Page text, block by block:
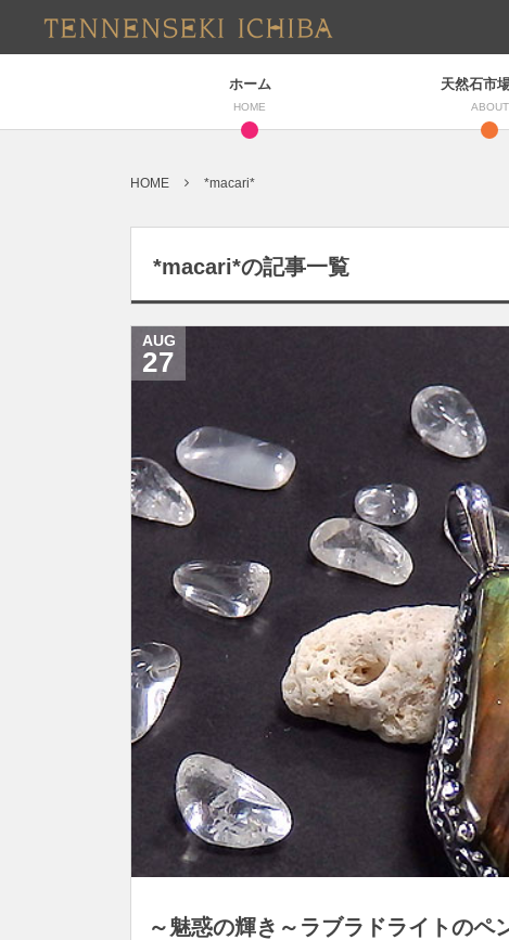
ホーム
HOME
天然石市
ABOUT
HOME *macari*
*macari*の記事一覧
～魅惑の輝き～ラブラドライトのペ
AUG
27